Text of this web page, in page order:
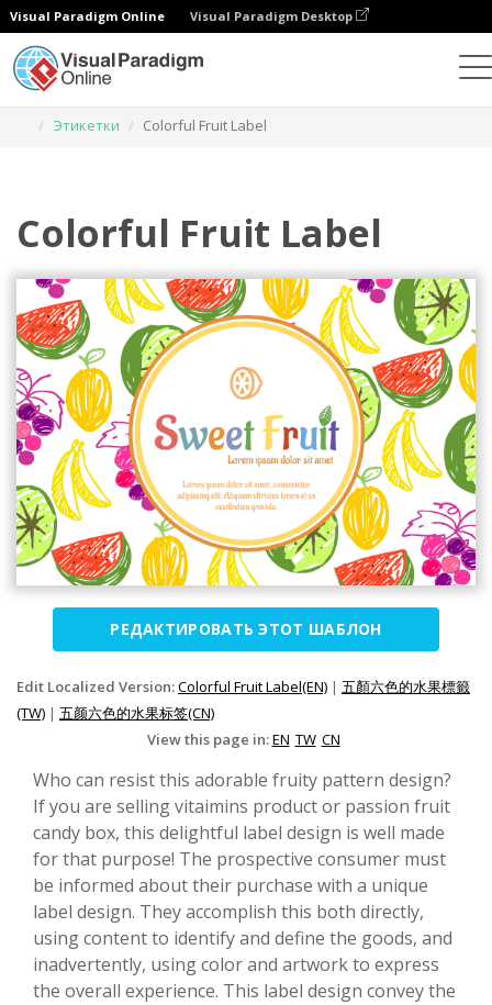
Visual Paradigm Online Visual Paradigm Desktop
Этикетки
Colorful Fruit Label
Colorful Fruit Label
РЕДАКТИРОВАТЬ ЭТОТ ШАБЛОН
Edit Localized Version:Colorful Fruit Label(EN) | 五顏六色的水果標籤
(TW) | 五颜六色的水果标签(CN)
View this page in:EN TW CN
Who can resist this adorable fruity pattern design?
If you are selling vitaimins product or passion fruit
candy box, this delightful label design is well made
for that purpose! The prospective consumer must
be informed about their purchase with a unique
label design. They accomplish this both directly,
using content to identify and define the goods, and
inadvertently, using color and artwork to express
the overall experience. This label design convey the